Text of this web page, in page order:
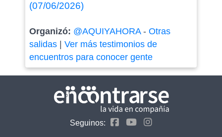
(07/06/2026)
Organizó: @AQUIYAHORA- Otras
salidas| Ver más testimonios de
encuentros para conocer gente
Seguinos: